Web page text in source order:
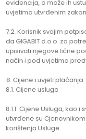
evidencija, a može ih
uvjetima utvrđenim
7.2. Korisnik svojim
da GIGABIT d.o.o. za
upisivati njegove lične
način i pod uvjetima
Cijene i uvjeti plaćanja
8.1. Cijene usluga
8.1.1. Cijene Usluga, kao
utvrđene su Cjenovnikom
korištenja Usluge.